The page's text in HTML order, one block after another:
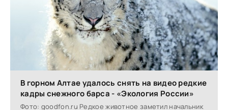
В горном Алтае удалось снять на видео редкие
кадры снежного барса - «Экология России»
Фото: goodfon.ru Редкое животное заметил начальник